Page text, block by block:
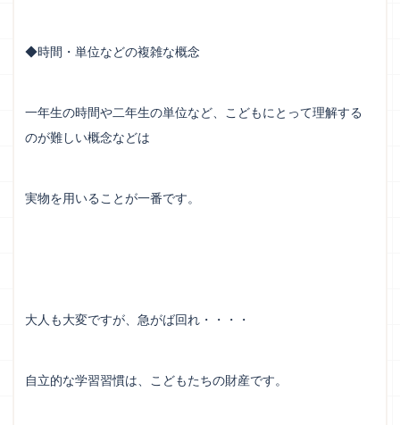
◆時間・単位などの複雑な概念
一年生の時間や二年生の単位など、こどもにとって理解する
のが難しい概念などは
実物を用いることが一番です。
大人も大変ですが、急がば回れ・・・・
自立的な学習習慣は、こどもたちの財産です。